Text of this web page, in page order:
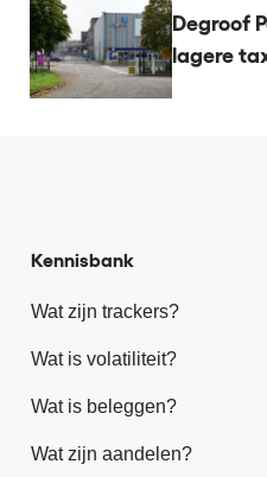
Degroof
lagere
Kennisbank
Wat zijn trackers?
Wat is volatiliteit?
Wat is beleggen?
Wat zijn aandelen?